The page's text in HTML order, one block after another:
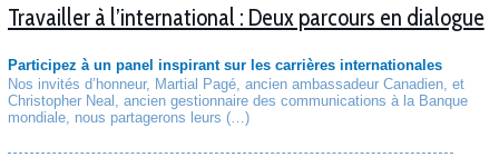
Travailler à l’international : Deux parcours en dialogue
Participez à un panel inspirant sur les carrières internationales
Nos invités d’honneur, Martial Pagé, ancien ambassadeur Canadien, et
Christopher Neal, ancien gestionnaire des communications à la Banque
mondiale, nous partagerons leurs (…)